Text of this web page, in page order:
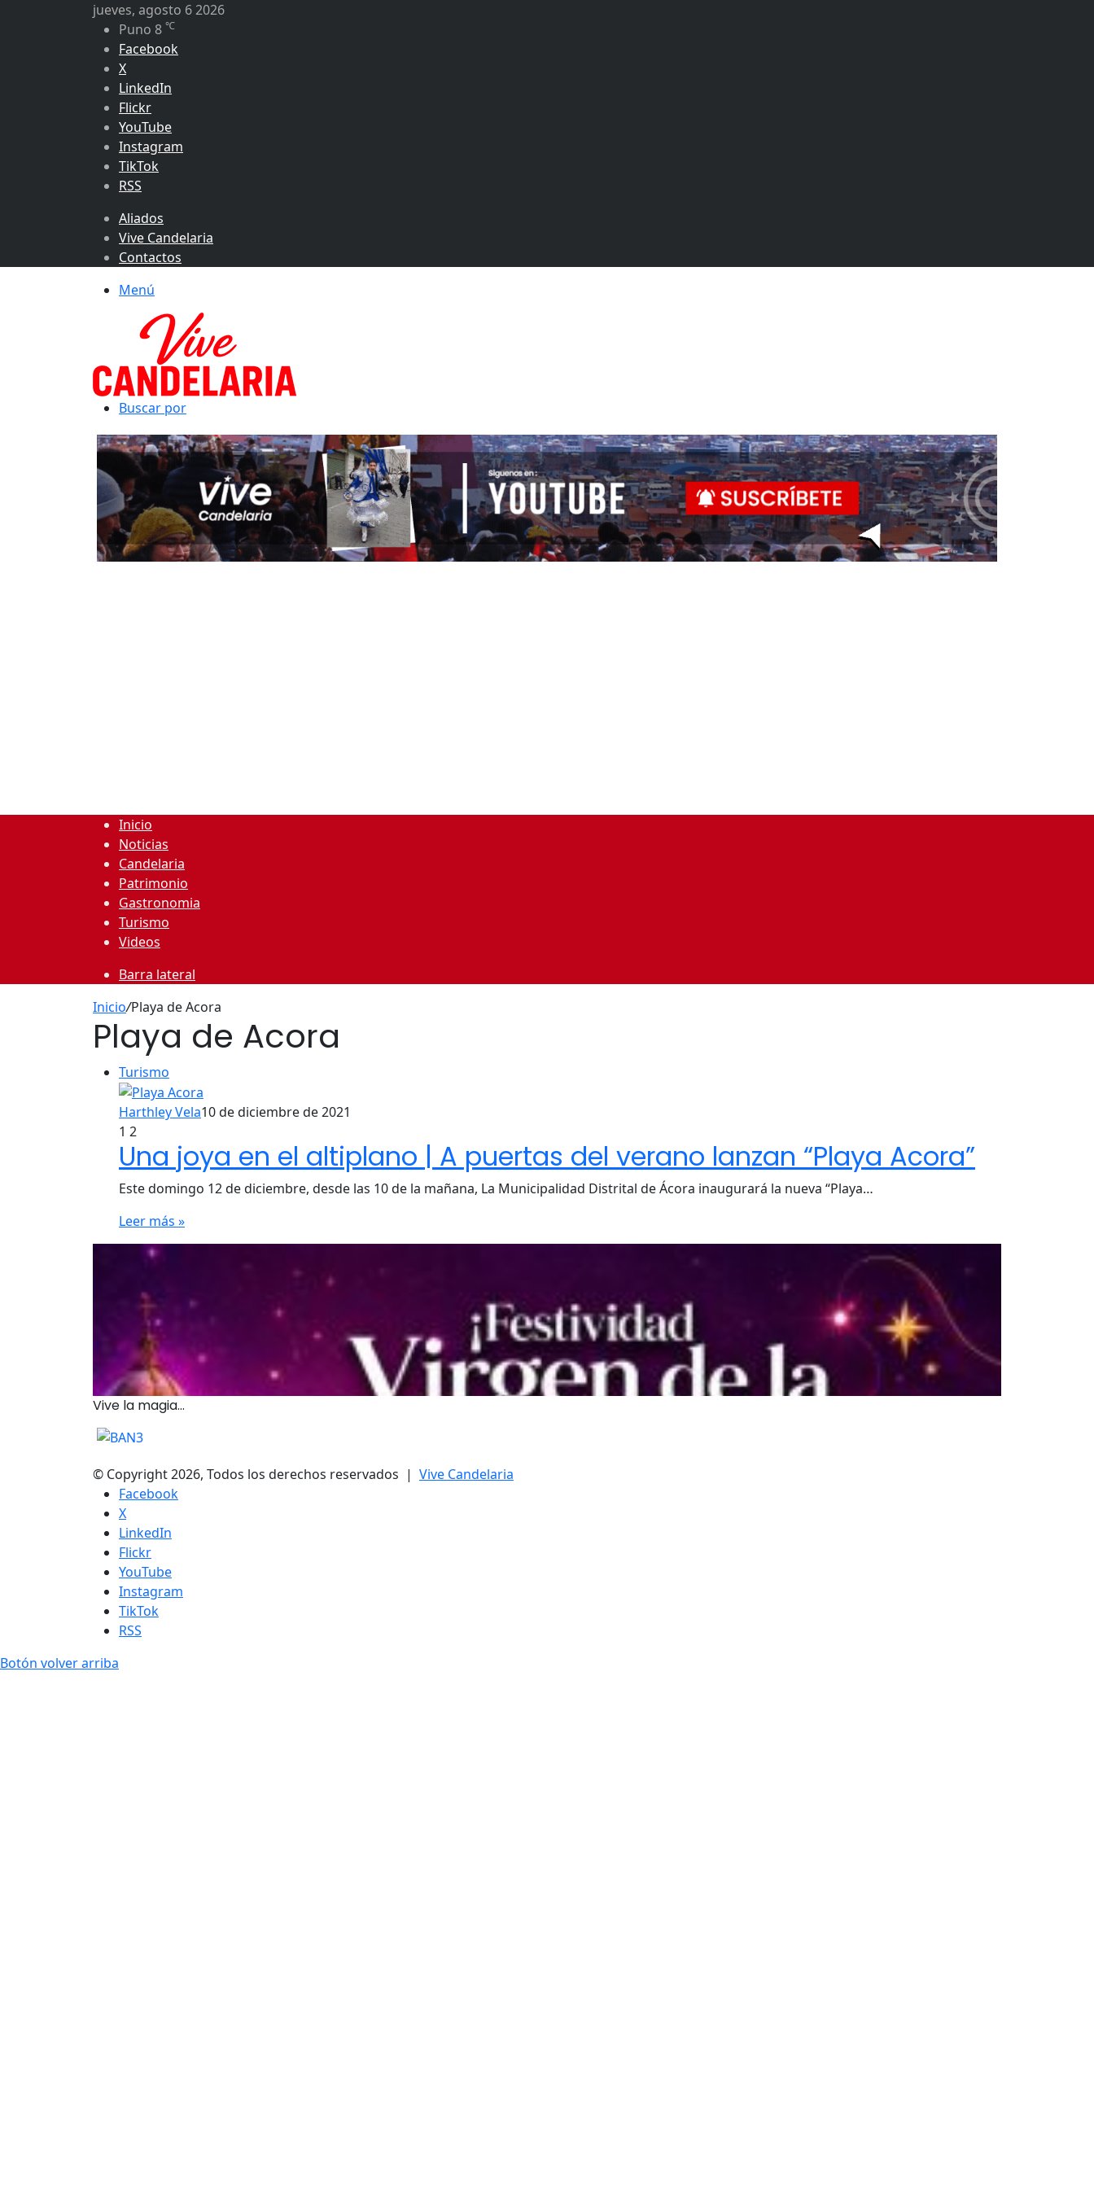
jueves, agosto 6 2026
Puno 8 ℃
Facebook
X
LinkedIn
Flickr
YouTube
Instagram
TikTok
RSS
Aliados
Vive Candelaria
Contactos
Menú
Buscar por
Inicio
Noticias
Candelaria
Patrimonio
Gastronomia
Turismo
Videos
Barra lateral
Inicio/Playa de Acora
Playa de Acora
Turismo
Harthley Vela10 de diciembre de 2021
1 2
Una joya en el altiplano | A puertas del verano lanzan “Playa Acora”
Este domingo 12 de diciembre, desde las 10 de la mañana, La Municipalidad Distrital de Ácora inaugurará la nueva “Playa…
Leer más »
Vive la magia...
© Copyright 2026, Todos los derechos reservados | Vive Candelaria
Facebook
X
LinkedIn
Flickr
YouTube
Instagram
TikTok
RSS
Botón volver arriba